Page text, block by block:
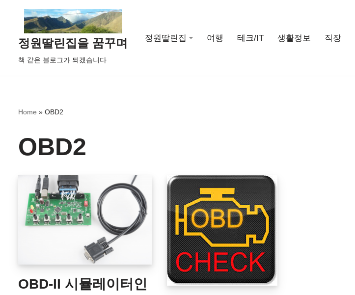
정원딸린집을 꿈꾸며
책 같은 블로그가 되겠습니다
정원딸린집 여행 테크/IT 생활정보 직장
Home » OBD2
OBD2
OBD-II 시뮬레이터인